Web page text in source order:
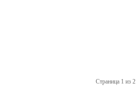
Страница 1 из 2